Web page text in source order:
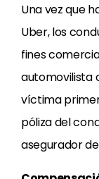
Una vez que
Uber, los
fines
automovilista
víctima
póliza del
asegurador